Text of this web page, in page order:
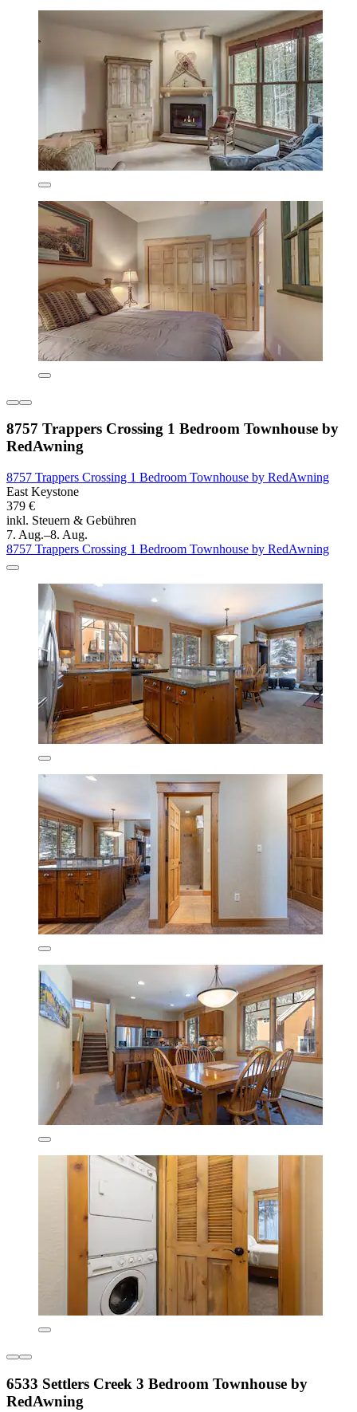
8757 Trappers Crossing 1 Bedroom Townhouse by
RedAwning
8757 Trappers Crossing 1 Bedroom Townhouse by RedAwning
East Keystone
379 €
inkl. Steuern & Gebühren
7. Aug.–8. Aug.
8757 Trappers Crossing 1 Bedroom Townhouse by RedAwning
6533 Settlers Creek 3 Bedroom Townhouse by
RedAwning